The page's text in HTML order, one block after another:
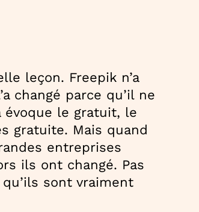
leçon. Freepik n’a
changé parce qu’il ne
évoque le gratuit, le
gratuite. Mais quand
entreprises
ils ont changé. Pas
sont vraiment